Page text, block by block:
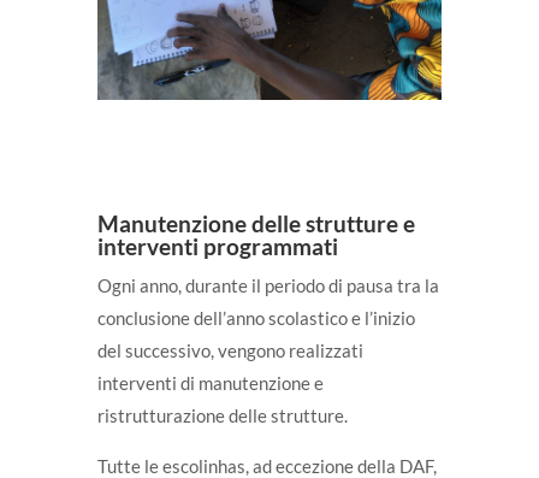
Manutenzione delle strutture e
interventi programmati
Ogni anno, durante il periodo di pausa tra la
conclusione dell’anno scolastico e l’inizio
del successivo, vengono realizzati
interventi di manutenzione e
ristrutturazione delle strutture.
Tutte le escolinhas, ad eccezione della DAF,